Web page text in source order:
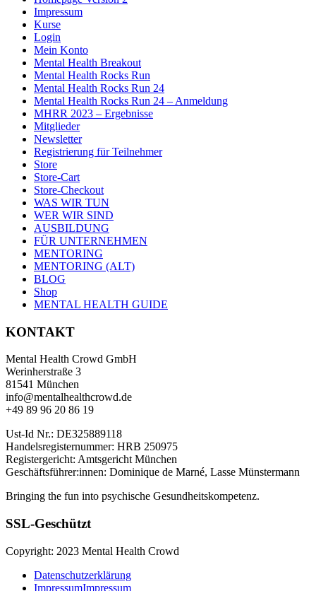
Impressum
Kurse
Login
Mein Konto
Mental Health Breakout
Mental Health Rocks Run
Mental Health Rocks Run 24
Mental Health Rocks Run 24 – Anmeldung
MHRR 2023 – Ergebnisse
Mitglieder
Newsletter
Registrierung für Teilnehmer
Store
Store-Cart
Store-Checkout
WAS WIR TUN
WER WIR SIND
AUSBILDUNG
FÜR UNTERNEHMEN
MENTORING
MENTORING (ALT)
BLOG
Shop
MENTAL HEALTH GUIDE
KONTAKT
Mental Health Crowd GmbH
Werinherstraße 3
81541 München
info@mentalhealthcrowd.de
+49 89 96 20 86 19
Ust-Id Nr.: DE325889118
Handelsregisternummer: HRB 250975
Registergericht: Amtsgericht München
Geschäftsführer:innen: Dominique de Marné, Lasse Münstermann
Bringing the fun into psychische Gesundheitskompetenz.
SSL-Geschützt
Copyright: 2023 Mental Health Crowd
Datenschutzerklärung
ImpressumImpressum